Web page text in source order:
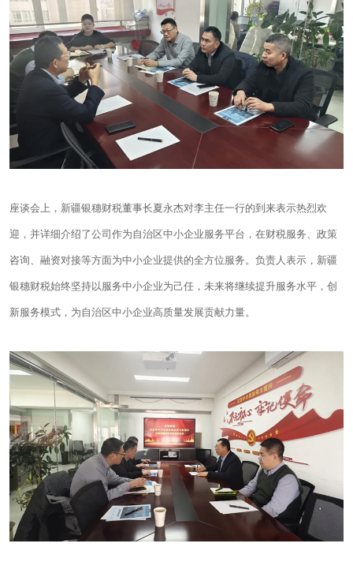
座谈会上，新疆银穗财税董事长夏永杰对李主任一行的到来表示热烈欢
迎，并详细介绍了公司作为自治区中小企业服务平台，在财税服务、政策
咨询、融资对接等方面为中小企业提供的全方位服务。负责人表示，新疆
银穗财税始终坚持以服务中小企业为己任，未来将继续提升服务水平，创
新服务模式，为自治区中小企业高质量发展贡献力量。